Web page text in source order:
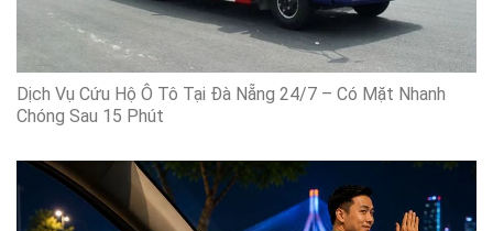
Dịch Vụ Cứu Hộ Ô Tô Tại Đà Nẵng 24/7 – Có Mặt Nhanh
Chóng Sau 15 Phút